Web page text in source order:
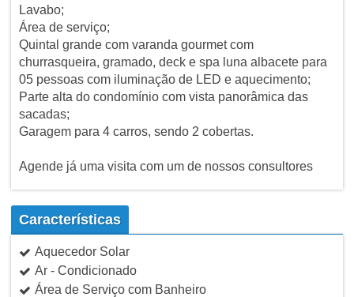
Lavabo;
Área de serviço;
Quintal grande com varanda gourmet com
churrasqueira, gramado, deck e spa luna albacete para
05 pessoas com iluminação de LED e aquecimento;
Parte alta do condomínio com vista panorâmica das
sacadas;
Garagem para 4 carros, sendo 2 cobertas.
Agende já uma visita com um de nossos consultores
Características
Aquecedor Solar
Ar - Condicionado
Área de Serviço com Banheiro